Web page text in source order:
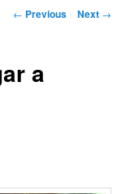
Post
← Previous Next →
a